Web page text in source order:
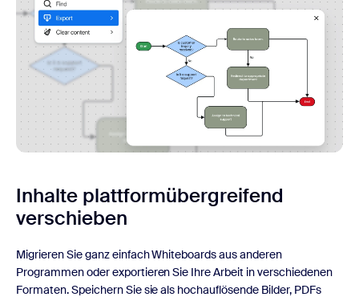
Inhalte plattformübergreifend
verschieben
Migrieren Sie ganz einfach Whiteboards aus anderen
Programmen oder exportieren Sie Ihre Arbeit in verschiedenen
Formaten. Speichern Sie sie als hochauflösende Bilder, PDFs